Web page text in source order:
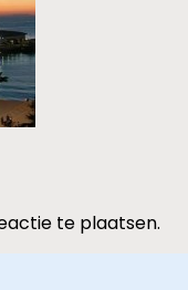
te plaatsen.